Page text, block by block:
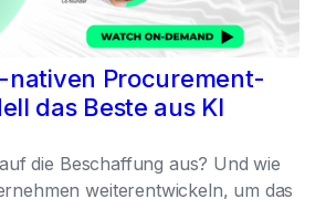
nativen Procurement-
das Beste aus KI
die Beschaffung aus? Und wie
weiterentwickeln, um das